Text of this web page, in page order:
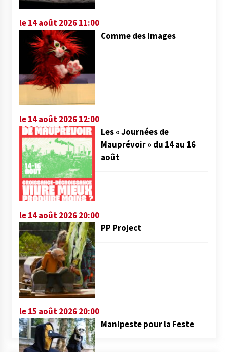
le 14 août 2026 11:00
Comme des images
le 14 août 2026 12:00
Les « Journées de
Mauprévoir » du 14 au 16
août
le 14 août 2026 20:00
PP Project
le 15 août 2026 20:00
Manipeste pour la Feste